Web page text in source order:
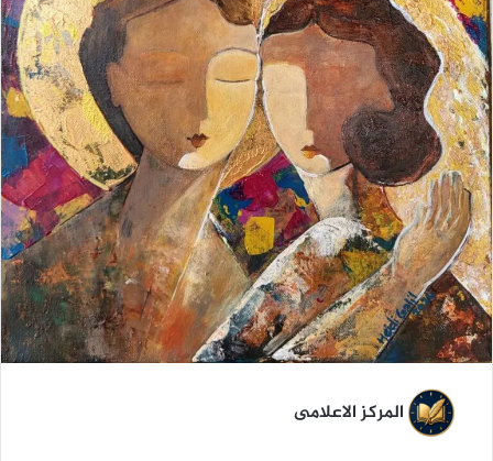
د
ا
إ
ل
ك
ت
ر
و
ن
ي
ا
المركز الاعلامى